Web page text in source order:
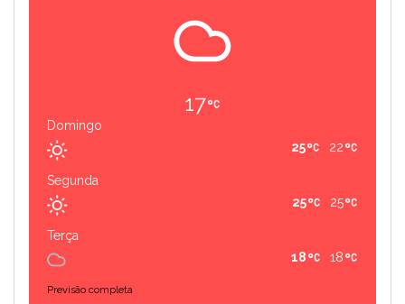
17
Domingo
22
25
Segunda
25
25
Terça
18
18
Previsão completa